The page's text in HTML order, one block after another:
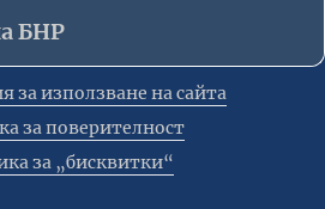
БНР
за използване на сайта
за поверителност
за „бисквитки“